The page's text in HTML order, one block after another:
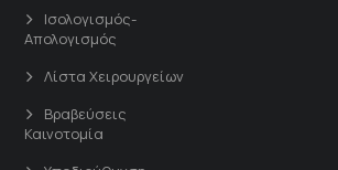
Ισολογισμός-
Απολογισμός
Λίστα Χειρουργείων
Βραβεύσεις
Καινοτομία